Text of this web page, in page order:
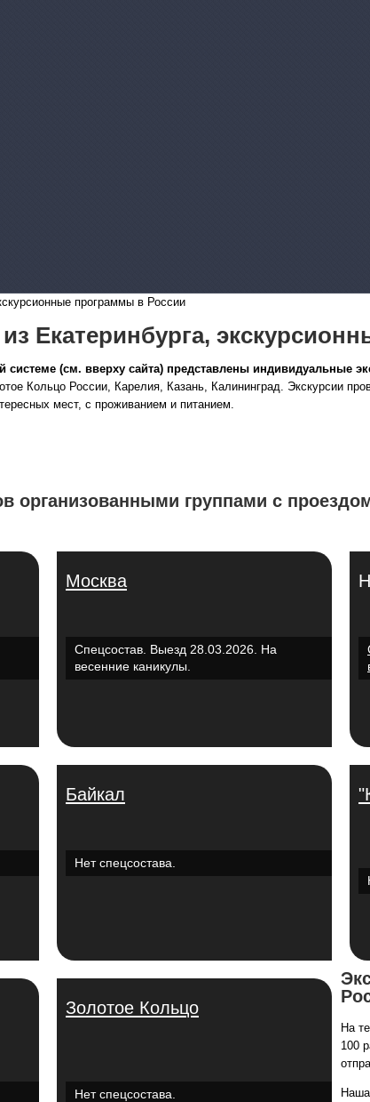
программы в России
Екатеринбурга,
системе (см. вверху сайта) представлены индивидуальные
Кольцо России, Карелия, Казань, Калининград. Экскурсии
мест, с проживанием и питанием.
организованными группами с
Москва
Спецсостав. Выезд 28.03.2026. На
весенние каникулы.
Байкал
Нет спецсостава.
Золотое Кольцо
Нет спецсостава.
На
100
Наша